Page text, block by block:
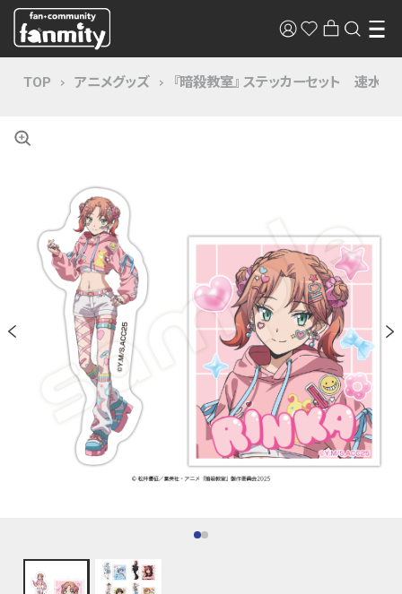
TOP アニメグッズ 『暗殺教室』 ステッカーセット 速水凛